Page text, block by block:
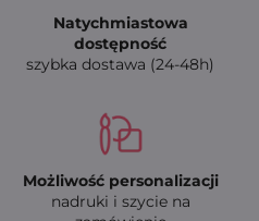
Natychmiastowa
dostępność
szybka dostawa (24-48h)
Możliwość personalizacji
nadruki i szycie na